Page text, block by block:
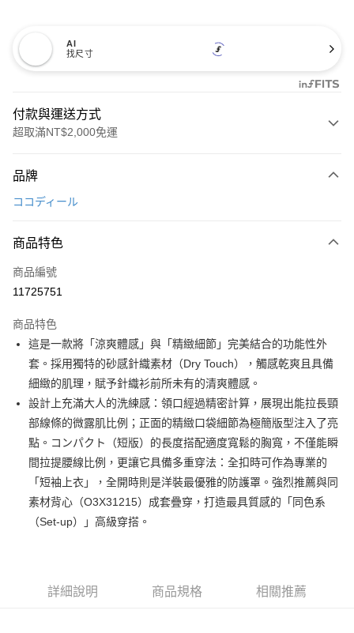
AI
找尺寸
付款與運送方式
超取滿NT$2,000免運
信用卡一次付款
LINE Pay
Apple Pay
悠遊付
AFTEE先享後付
相關說明
【關於「AFTEE先享後付」】
AFTEE先享後付是「在收到商品之後才付款」的支付方式。 讓您購物簡單
便利好安心！
１．簡單：不需註冊會員、不需綁卡、不需儲值。
２．便利：只要手機號碼，簡訊認證，即可結帳。
３．安心：先確認商品／服務後，再付款。
【「AFTEE先享後付」結帳流程】
結帳頁面，進行簡訊認證並確認金額後，即可完成結帳。
※ 請注意：結帳手續完成當下不需立刻繳費，但若您需要取消訂單，請聯絡
購買商品的店家。未經商家同意取消之訂單仍視為有效，需透過AFTEE先享
ATM付款
運送方式
全家取貨付款
每筆NT$80，滿NT$2,000(含以上)免運費
付款後全家取貨
每筆NT$80，滿NT$2,000(含以上)免運費
品牌
ココディール
商品特色
商品編號
11725751
商品特色
這是一款將「涼爽體感」與「精緻細節」完美結合的功能性外
套。採用獨特的砂感針織素材（Dry Touch），觸感乾爽且具備
細緻的肌理，賦予針織衫前所未有的清爽體感。
設計上充滿大人的洗練感：領口經過精密計算，展現出能拉長頸
部線條的微露肌比例；正面的精緻口袋細節為極簡版型注入了亮
點。コンパクト（短版）的長度搭配適度寬鬆的胸寬，不僅能瞬
間拉提腰線比例，更讓它具備多重穿法：全扣時可作為專業的
「短袖上衣」，全開時則是洋裝最優雅的防護罩。強烈推薦與同
素材背心（O3X31215）成套疊穿，打造最具質感的「同色系
（Set-up）」高級穿搭。
詳細說明 商品規格 相關推薦